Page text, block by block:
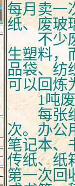
每月卖一
纸、废玻
不少废
生塑料，
品袋、纺
可以回炼
1吨废
每张纸
次。办公
笔记本、
传纸、纸
第一次回